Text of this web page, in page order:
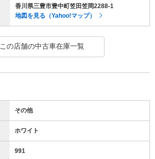
香川県三豊市豊中町笠田笠岡2288-1
地図を見る（Yahoo!マップ）
この店舗の中古車在庫一覧
その他
ホワイト
991